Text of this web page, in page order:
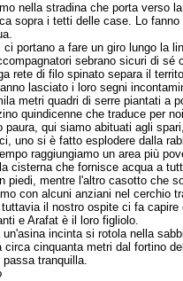
nella stradina che porta verso
sopra i tetti delle case. Lo
ci portano a fare un giro lungo la
sebrano sicuri di sé
rete di filo spinato separa il
lasciato i loro segni
metri quadri di serre piantati a
quindicenne che traduce per
paura, qui siamo abituati agli
uno si è fatto esplodere dalla
raggiungiamo un area più
cisterna che fornisce acqua a
piedi, mentre l'altro casotto che
con alcuni anziani nel cerchio
il nostro ospite ci fa
e Arafat è il loro figliolo.
un'asina incinta si rotola nella
circa cinquanta metri dal fortino
passa tranquilla.